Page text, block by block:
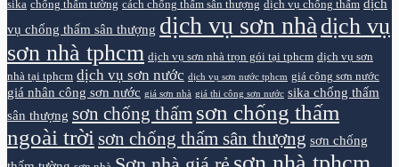
sika chống thấm tường cách chống thấm sân thượng dịch vụ chống thấm dịch
vụ chống thấm sân thượng dịch vụ sơn nhà dịch vụ
sơn nhà tphcm dịch vụ sơn nhà trọn gói tại tphcm dịch vụ sơn
nhà tại tphcm dịch vụ sơn nước dịch vụ sơn nước tphcm giá công sơn nước
giá nhân công sơn nước giá sơn nhà giá thi công sơn nước sika chống thấm
sân thượng sơn chống thấm sơn chống thấm
ngoài trời sơn chống thấm sân thượng sơn chống